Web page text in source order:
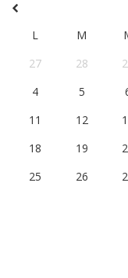
L M
27
28
4
5
11
12
18
19
25
26